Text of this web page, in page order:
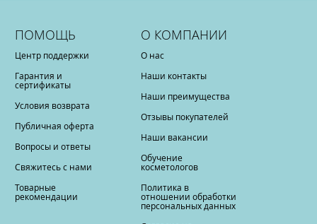
ПОМОЩЬ
Центр поддержки
Гарантия и
сертификаты
Условия возврата
Публичная оферта
Вопросы и ответы
Свяжитесь с нами
Товарные
рекомендации
О КОМПАНИИ
О нас
Наши контакты
Наши преимущества
Отзывы покупателей
Наши вакансии
Обучение
косметологов
Политика в
отношении обработки
персональных данных